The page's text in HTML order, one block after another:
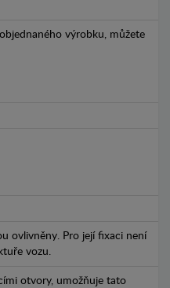
výrobku, můžete
ovlivněny. Pro její fixaci není
vozu.
otvory, umožňuje tato